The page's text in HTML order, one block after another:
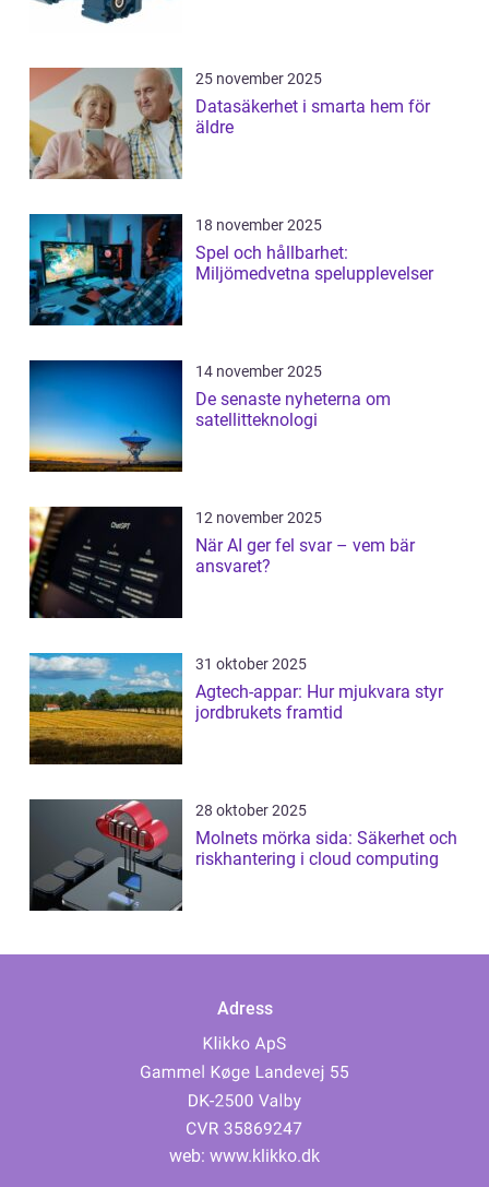
25 november 2025
Datasäkerhet i smarta hem för
äldre
18 november 2025
Spel och hållbarhet:
Miljömedvetna spelupplevelser
14 november 2025
De senaste nyheterna om
satellitteknologi
12 november 2025
När AI ger fel svar – vem bär
ansvaret?
31 oktober 2025
Agtech-appar: Hur mjukvara styr
jordbrukets framtid
28 oktober 2025
Molnets mörka sida: Säkerhet och
riskhantering i cloud computing
Adress
web: www.klikko.dk